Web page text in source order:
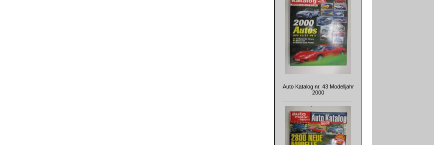
Auto Katalog nr. 43 Modelljahr
2000